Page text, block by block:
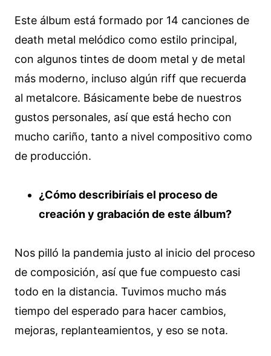
Este álbum está formado por 14 canciones de
death metal melódico como estilo principal,
con algunos tintes de doom metal y de metal
más moderno, incluso algún riff que recuerda
al metalcore. Básicamente bebe de nuestros
gustos personales, así que está hecho con
mucho cariño, tanto a nivel compositivo como
de producción.
¿Cómo describiríais el proceso de
creación y grabación de este álbum?
Nos pilló la pandemia justo al inicio del proceso
de composición, así que fue compuesto casi
todo en la distancia. Tuvimos mucho más
tiempo del esperado para hacer cambios,
mejoras, replanteamientos, y eso se nota.